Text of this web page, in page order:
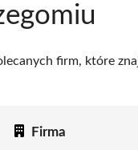
firm, które
Firma